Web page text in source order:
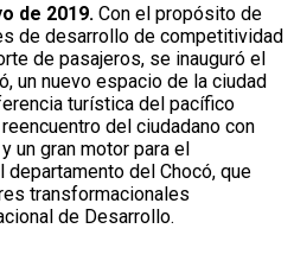
de 2019. Con el propósito de
de desarrollo de competitividad
de pasajeros, se inauguró el
un nuevo espacio de la ciudad
turística del pacífico
del ciudadano con
un gran motor para el
del Chocó, que
transformacionales
de Desarrollo.